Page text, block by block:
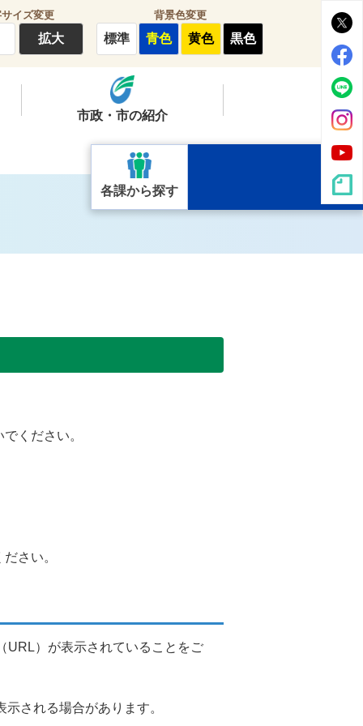
イズ変更
拡大
背景色変更
標準 青色 黄色 黒色
市政・市の紹介
各課から探す
ください。
さい。
URL）が表示されていることをご
される場合があります。